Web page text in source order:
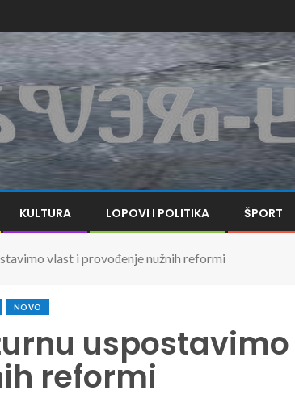
KULTURA LOPOVI I POLITIKA ŠPORT
vlast i provođenje nužnih reformi
NOVO
uspostavimo
reformi